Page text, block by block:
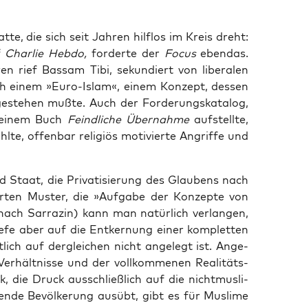
die sich seit Jah­ren hilf­los im Kreis dreht:
Char­lie Heb­do, for­der­te der Focuseben­das.
rief Bassam Tibi, sekun­diert von libe­ra­len
einem »Euro-Islam«, einem Kon­zept, des­sen
muß­te. Auch der For­de­rungs­ka­ta­log,
Buch Feind­li­che Über­nah­meauf­stell­te,
offen­bar reli­gi­ös moti­vier­te Angrif­fe und
Staat, die Pri­va­ti­sie­rung des Glau­bens nach
Mus­ter, die »Auf­ga­be der Kon­zep­te von
Sar­ra­zin) kann man natür­lich ver­lan­gen,
aber auf die Ent­ker­nung einer kom­plet­ten
auf der­glei­chen nicht ange­legt ist. Ange­
und der voll­kom­me­nen Rea­li­täts­
die Druck aus­schließ­lich auf die nicht­mus­li­
Bevöl­ke­rung aus­übt, gibt es für Mus­li­me